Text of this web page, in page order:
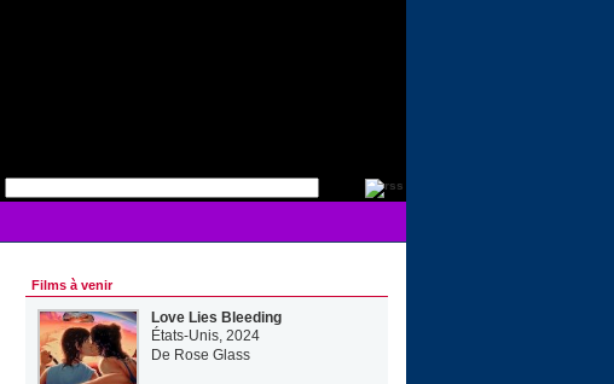
Films à venir
Love Lies Bleeding
États-Unis, 2024
De Rose Glass